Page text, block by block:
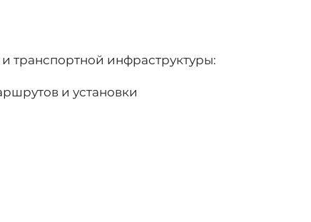
транспортной инфраструктуры:
и установки